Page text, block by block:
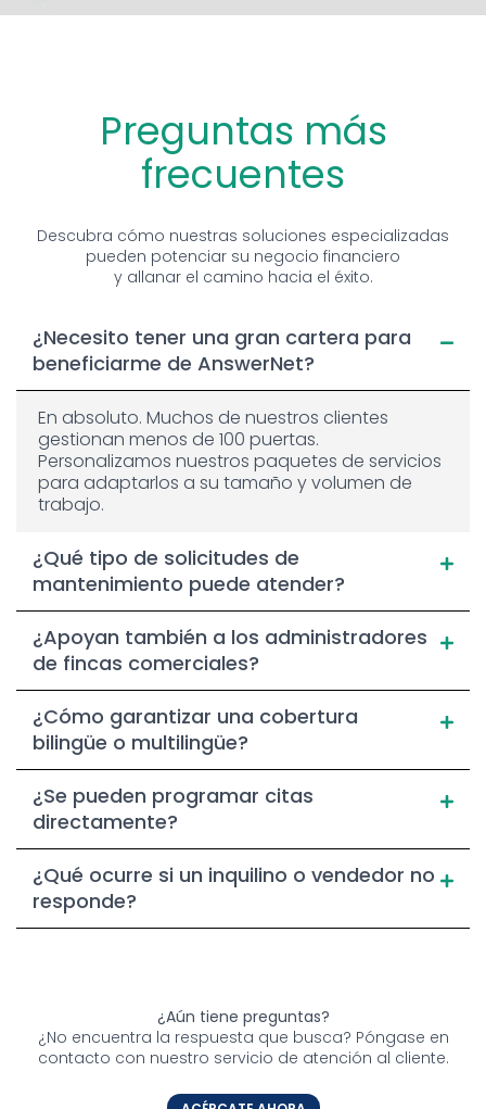
Preguntas más
frecuentes
Descubra cómo nuestras soluciones especializadas
pueden potenciar su negocio financiero
y allanar el camino hacia el éxito.
¿Necesito tener una gran cartera para
beneficiarme de AnswerNet?
En absoluto. Muchos de nuestros clientes
gestionan menos de 100 puertas.
Personalizamos nuestros paquetes de servicios
para adaptarlos a su tamaño y volumen de
trabajo.
¿Qué tipo de solicitudes de
mantenimiento puede atender?
¿Apoyan también a los administradores
de fincas comerciales?
¿Cómo garantizar una cobertura
bilingüe o multilingüe?
¿Se pueden programar citas
directamente?
¿Qué ocurre si un inquilino o vendedor no
responde?
¿Aún tiene preguntas?
¿No encuentra la respuesta que busca? Póngase en
contacto con nuestro servicio de atención al cliente.